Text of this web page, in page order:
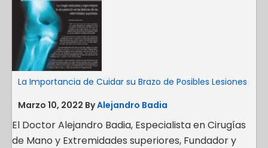
La Importancia de Cuidar su Brazo de Posibles Lesiones
Marzo 10, 2022 ByAlejandro Badia
El Doctor Alejandro Badia, Especialista en Cirugías
de Mano y Extremidades superiores, Fundador y